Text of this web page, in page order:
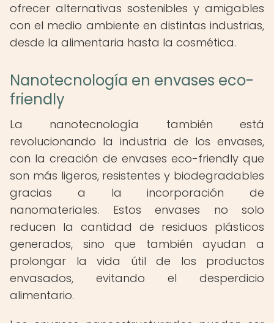
ofrecer alternativas sostenibles y amigables
con el medio ambiente en distintas industrias,
desde la alimentaria hasta la cosmética.
Nanotecnología en envases eco-
friendly
La nanotecnología también está
revolucionando la industria de los envases,
con la creación de envases eco-friendly que
son más ligeros, resistentes y biodegradables
gracias a la incorporación de
nanomateriales. Estos envases no solo
reducen la cantidad de residuos plásticos
generados, sino que también ayudan a
prolongar la vida útil de los productos
envasados, evitando el desperdicio
alimentario.